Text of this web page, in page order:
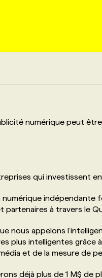
numérique peut
qui investissent en
numérique
à travers le
nous appelons
plus intelligentes grâce
et de la mesure de
déjà plus de 1 M$ de